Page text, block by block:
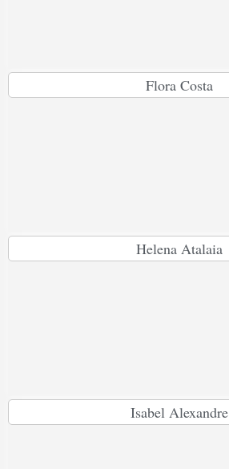
Flora Costa
Helena Atalaia
Isabel Alexandre